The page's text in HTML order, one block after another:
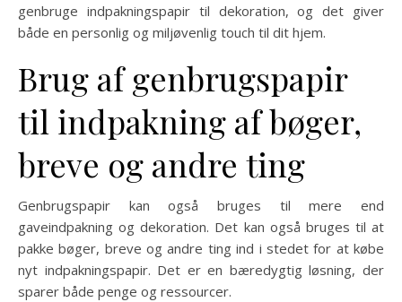
genbruge indpakningspapir til dekoration, og det giver
både en personlig og miljøvenlig touch til dit hjem.
Brug af genbrugspapir
til indpakning af bøger,
breve og andre ting
Genbrugspapir kan også bruges til mere end
gaveindpakning og dekoration. Det kan også bruges til at
pakke bøger, breve og andre ting ind i stedet for at købe
nyt indpakningspapir. Det er en bæredygtig løsning, der
sparer både penge og ressourcer.